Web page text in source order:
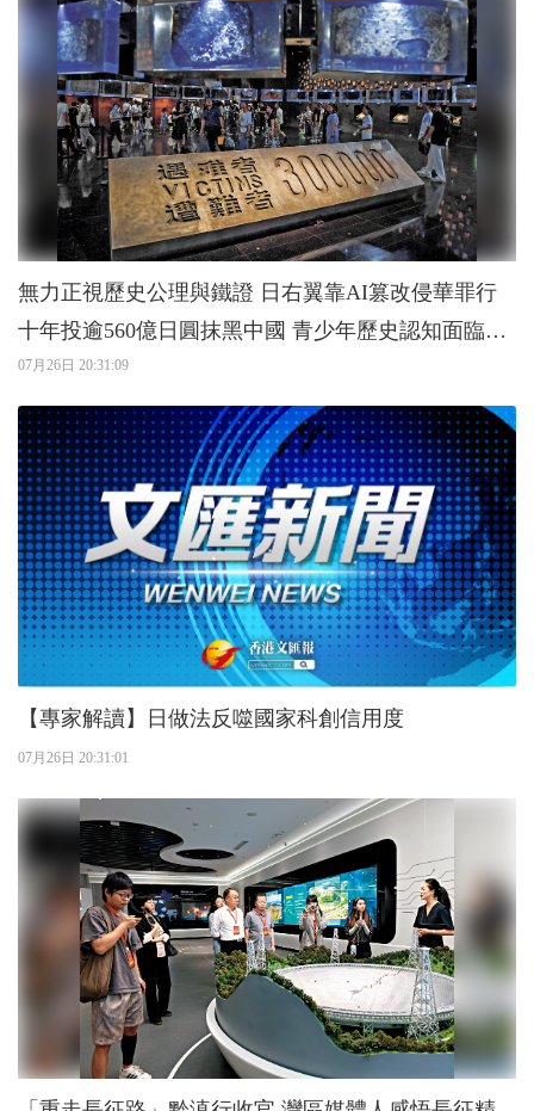
無力正視歷史公理與鐵證 日右翼靠AI篡改侵華罪行
十年投逾560億日圓抹黑中國 青少年歷史認知面臨扭
曲
07月26日 20:31:09
【專家解讀】日做法反噬國家科創信用度
07月26日 20:31:01